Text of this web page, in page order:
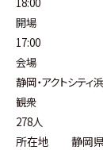
開場
17:00
会場
静岡・アクトシティ
観衆
278人
所在地 静岡県